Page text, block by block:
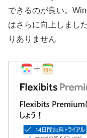
できるのが良い。
はさらに向上しまし
りありません